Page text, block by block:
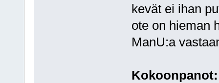
kevät ei ihan
ote on hieman
ManU:a
Kokoonpanot: